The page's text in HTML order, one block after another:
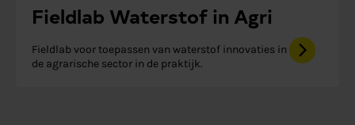
Fieldlab Waterstof in Agri
Fieldlab voor toepassen van waterstof innovaties in
de agrarische sector in de praktijk.